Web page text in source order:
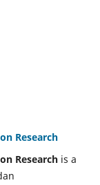
Research
Researchis a